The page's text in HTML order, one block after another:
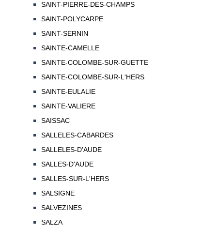
SAINT-PIERRE-DES-CHAMPS
SAINT-POLYCARPE
SAINT-SERNIN
SAINTE-CAMELLE
SAINTE-COLOMBE-SUR-GUETTE
SAINTE-COLOMBE-SUR-L'HERS
SAINTE-EULALIE
SAINTE-VALIERE
SAISSAC
SALLELES-CABARDES
SALLELES-D'AUDE
SALLES-D'AUDE
SALLES-SUR-L'HERS
SALSIGNE
SALVEZINES
SALZA